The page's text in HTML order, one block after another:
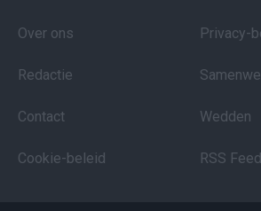
Over ons
Redactie
Contact
Cookie-beleid
Privacy-
Wedden
RSS Feed